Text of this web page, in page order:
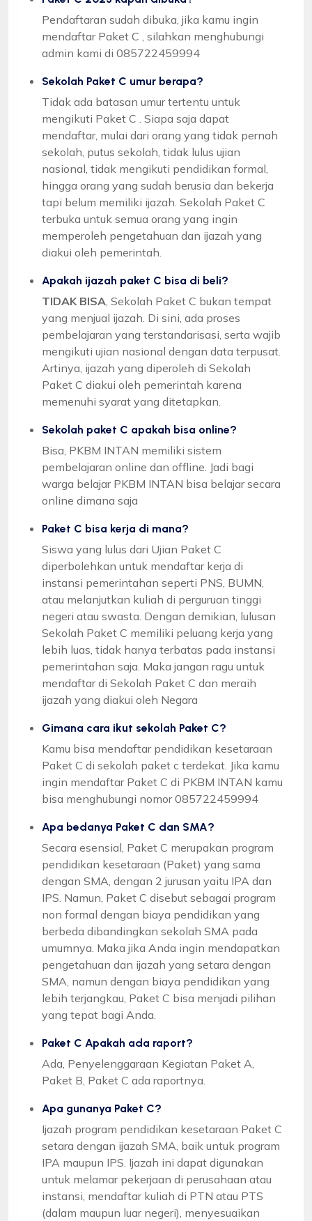
Pendaftaran sudah dibuka, jika kamu ingin
mendaftar Paket C , silahkan menghubungi
admin kami di 085722459994
Sekolah Paket C umur berapa?
Tidak ada batasan umur tertentu untuk
mengikuti Paket C . Siapa saja dapat
mendaftar, mulai dari orang yang tidak pernah
sekolah, putus sekolah, tidak lulus ujian
nasional, tidak mengikuti pendidikan formal,
hingga orang yang sudah berusia dan bekerja
tapi belum memiliki ijazah. Sekolah Paket C
terbuka untuk semua orang yang ingin
memperoleh pengetahuan dan ijazah yang
diakui oleh pemerintah.
Apakah ijazah paket C bisa di beli?
TIDAK BISA , Sekolah Paket C bukan tempat
yang menjual ijazah. Di sini, ada proses
pembelajaran yang terstandarisasi, serta wajib
mengikuti ujian nasional dengan data terpusat.
Artinya, ijazah yang diperoleh di Sekolah
Paket C diakui oleh pemerintah karena
memenuhi syarat yang ditetapkan.
Sekolah paket C apakah bisa online?
Bisa, PKBM INTAN memiliki sistem
pembelajaran online dan offline. Jadi bagi
warga belajar PKBM INTAN bisa belajar secara
online dimana saja
Paket C bisa kerja di mana?
Siswa yang lulus dari Ujian Paket C
diperbolehkan untuk mendaftar kerja di
instansi pemerintahan seperti PNS, BUMN,
atau melanjutkan kuliah di perguruan tinggi
negeri atau swasta. Dengan demikian, lulusan
Sekolah Paket C memiliki peluang kerja yang
lebih luas, tidak hanya terbatas pada instansi
pemerintahan saja. Maka jangan ragu untuk
mendaftar di Sekolah Paket C dan meraih
ijazah yang diakui oleh Negara
Gimana cara ikut sekolah Paket C?
Kamu bisa mendaftar pendidikan kesetaraan
Paket C di sekolah paket c terdekat. Jika kamu
ingin mendaftar Paket C di PKBM INTAN kamu
bisa menghubungi nomor 085722459994
Apa bedanya Paket C dan SMA?
Secara esensial, Paket C merupakan program
pendidikan kesetaraan (Paket) yang sama
dengan SMA, dengan 2 jurusan yaitu IPA dan
IPS. Namun, Paket C disebut sebagai program
non formal dengan biaya pendidikan yang
berbeda dibandingkan sekolah SMA pada
umumnya. Maka jika Anda ingin mendapatkan
pengetahuan dan ijazah yang setara dengan
SMA, namun dengan biaya pendidikan yang
lebih terjangkau, Paket C bisa menjadi pilihan
yang tepat bagi Anda.
Paket C Apakah ada raport?
Ada, Penyelenggaraan Kegiatan Paket A,
Paket B, Paket C ada raportnya.
Apa gunanya Paket C?
Ijazah program pendidikan kesetaraan Paket C
setara dengan ijazah SMA, baik untuk program
IPA maupun IPS. Ijazah ini dapat digunakan
untuk melamar pekerjaan di perusahaan atau
instansi, mendaftar kuliah di PTN atau PTS
(dalam maupun luar negeri), menyesuaikan